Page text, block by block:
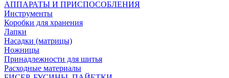
АППАРАТЫ И ПРИСПОСОБЛЕНИЯ
Инструменты
Коробки для хранения
Лапки
Насадки (матрицы)
Ножницы
Принадлежности для шитья
Расходные материалы